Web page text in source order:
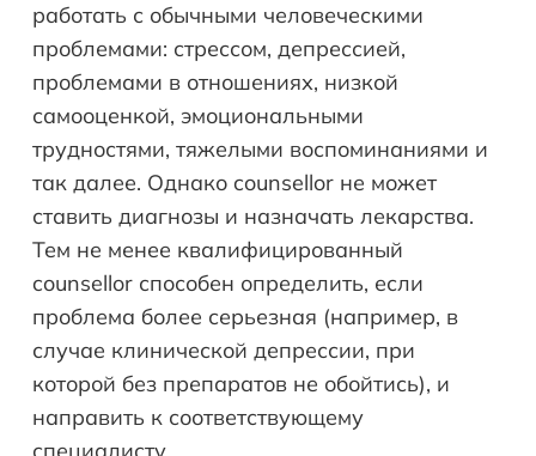
работать с обычными человеческими
проблемами: стрессом, депрессией,
проблемами в отношениях, низкой
самооценкой, эмоциональными
трудностями, тяжелыми воспоминаниями и
так далее. Однако counsellor не может
ставить диагнозы и назначать лекарства.
Тем не менее квалифицированный
counsellor способен определить, если
проблема более серьезная (например, в
случае клинической депрессии, при
которой без препаратов не обойтись), и
направить к соответствующему